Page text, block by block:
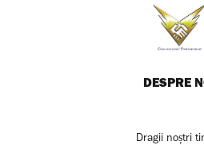
DESPRE
Dragii noștri